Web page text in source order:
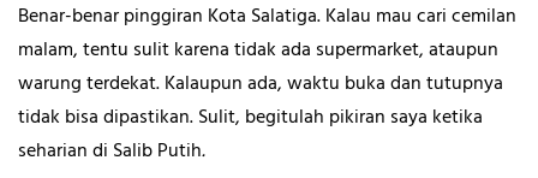
Benar-benar pinggiran Kota Salatiga. Kalau mau cari cemilan
malam, tentu sulit karena tidak ada supermarket, ataupun
warung terdekat. Kalaupun ada, waktu buka dan tutupnya
tidak bisa dipastikan. Sulit, begitulah pikiran saya ketika
seharian di Salib Putih.